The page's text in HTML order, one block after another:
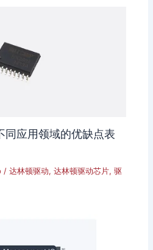
同应用领域的优缺点表
/达林顿驱动,达林顿驱动芯片,驱